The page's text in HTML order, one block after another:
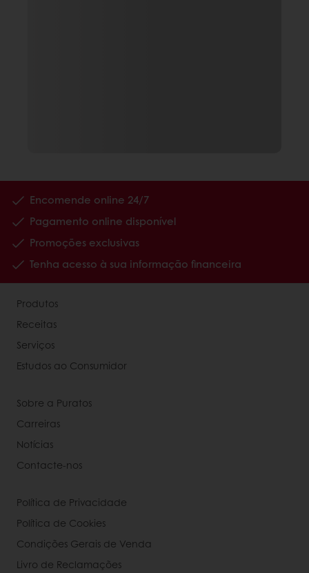
Encomende online 24/7
Pagamento online disponível
Promoções exclusivas
Tenha acesso à sua informação financeira
Produtos
Receitas
Serviços
Estudos ao Consumidor
Sobre a Puratos
Carreiras
Notícias
Contacte-nos
Política de Privacidade
Política de Cookies
Condições Gerais de Venda
Livro de Reclamações